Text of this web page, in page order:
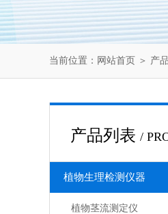
当前位置： 网站首页 ＞ 产
产品列表 /
植物生理检测仪器
植物茎流测定仪